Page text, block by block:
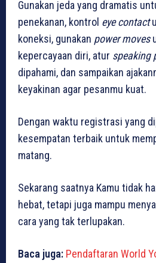
Gunakan jeda yang dramatis
penekanan, kontrol eye contact
koneksi, gunakan power moves
kepercayaan diri, atur speaking
dipahami, dan sampaikan
keyakinan agar pesanmu kuat.
Dengan waktu registrasi yang
kesempatan terbaik untuk
matang.
Sekarang saatnya Kamu tidak
hebat, tetapi juga mampu
cara yang tak terlupakan.
Baca juga: Pendaftaran World